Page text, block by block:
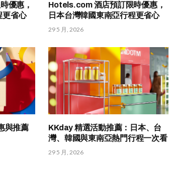
優惠，
更省心
Hotels.com 酒店預訂限時優惠，
日本台灣韓國東南亞行程更省心
29 5 月, 2026
與推薦
KKday 精選活動推薦：日本、台
灣、韓國與東南亞熱門行程一次看
29 5 月, 2026